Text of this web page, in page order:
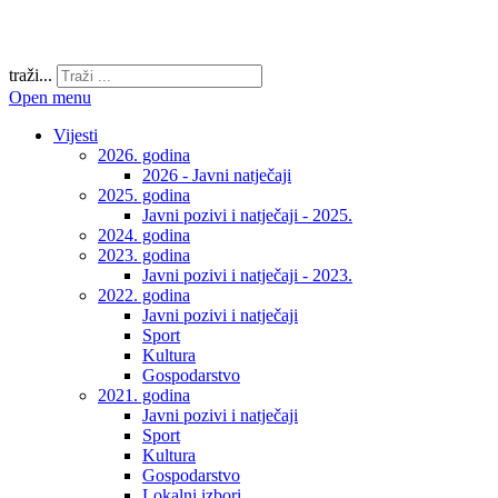
traži...
Open menu
Vijesti
2026. godina
2026 - Javni natječaji
2025. godina
Javni pozivi i natječaji - 2025.
2024. godina
2023. godina
Javni pozivi i natječaji - 2023.
2022. godina
Javni pozivi i natječaji
Sport
Kultura
Gospodarstvo
2021. godina
Javni pozivi i natječaji
Sport
Kultura
Gospodarstvo